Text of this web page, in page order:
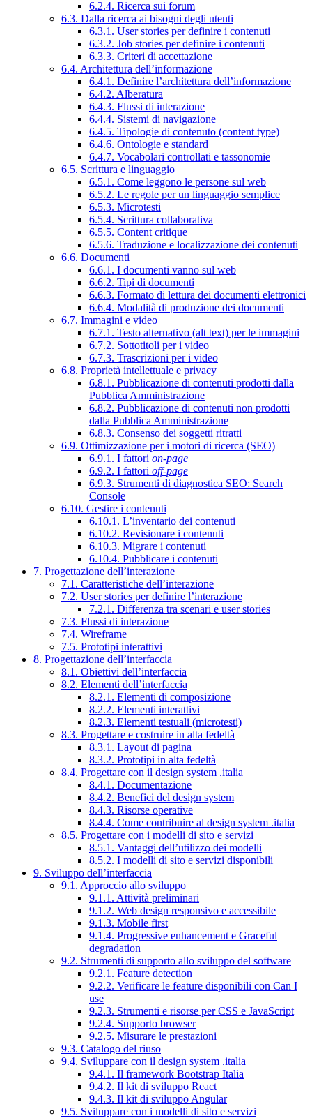
6.2.4. Ricerca sui forum
6.3. Dalla ricerca ai bisogni degli utenti
6.3.1. User stories per definire i contenuti
6.3.2. Job stories per definire i contenuti
6.3.3. Criteri di accettazione
6.4. Architettura dell’informazione
6.4.1. Definire l’architettura dell’informazione
6.4.2. Alberatura
6.4.3. Flussi di interazione
6.4.4. Sistemi di navigazione
6.4.5. Tipologie di contenuto (content type)
6.4.6. Ontologie e standard
6.4.7. Vocabolari controllati e tassonomie
6.5. Scrittura e linguaggio
6.5.1. Come leggono le persone sul web
6.5.2. Le regole per un linguaggio semplice
6.5.3. Microtesti
6.5.4. Scrittura collaborativa
6.5.5. Content critique
6.5.6. Traduzione e localizzazione dei contenuti
6.6. Documenti
6.6.1. I documenti vanno sul web
6.6.2. Tipi di documenti
6.6.3. Formato di lettura dei documenti elettronici
6.6.4. Modalità di produzione dei documenti
6.7. Immagini e video
6.7.1. Testo alternativo (alt text) per le immagini
6.7.2. Sottotitoli per i video
6.7.3. Trascrizioni per i video
6.8. Proprietà intellettuale e privacy
6.8.1. Pubblicazione di contenuti prodotti dalla
Pubblica Amministrazione
6.8.2. Pubblicazione di contenuti non prodotti
dalla Pubblica Amministrazione
6.8.3. Consenso dei soggetti ritratti
6.9. Ottimizzazione per i motori di ricerca (SEO)
6.9.1. I fattori on-page
6.9.2. I fattori off-page
6.9.3. Strumenti di diagnostica SEO: Search
Console
6.10. Gestire i contenuti
6.10.1. L’inventario dei contenuti
6.10.2. Revisionare i contenuti
6.10.3. Migrare i contenuti
6.10.4. Pubblicare i contenuti
7. Progettazione dell’interazione
7.1. Caratteristiche dell’interazione
7.2. User stories per definire l’interazione
7.2.1. Differenza tra scenari e user stories
7.3. Flussi di interazione
7.4. Wireframe
7.5. Prototipi interattivi
8. Progettazione dell’interfaccia
8.1. Obiettivi dell’interfaccia
8.2. Elementi dell’interfaccia
8.2.1. Elementi di composizione
8.2.2. Elementi interattivi
8.2.3. Elementi testuali (microtesti)
8.3. Progettare e costruire in alta fedeltà
8.3.1. Layout di pagina
8.3.2. Prototipi in alta fedeltà
8.4. Progettare con il design system .italia
8.4.1. Documentazione
8.4.2. Benefici del design system
8.4.3. Risorse operative
8.4.4. Come contribuire al design system .italia
8.5. Progettare con i modelli di sito e servizi
8.5.1. Vantaggi dell’utilizzo dei modelli
8.5.2. I modelli di sito e servizi disponibili
9. Sviluppo dell’interfaccia
9.1. Approccio allo sviluppo
9.1.1. Attività preliminari
9.1.2. Web design responsivo e accessibile
9.1.3. Mobile first
9.1.4. Progressive enhancement e Graceful
degradation
9.2. Strumenti di supporto allo sviluppo del software
9.2.1. Feature detection
9.2.2. Verificare le feature disponibili con Can I
use
9.2.3. Strumenti e risorse per CSS e JavaScript
9.2.4. Supporto browser
9.2.5. Misurare le prestazioni
9.3. Catalogo del riuso
9.4. Sviluppare con il design system .italia
9.4.1. Il framework Bootstrap Italia
9.4.2. Il kit di sviluppo React
9.4.3. Il kit di sviluppo Angular
9.5. Sviluppare con i modelli di sito e servizi